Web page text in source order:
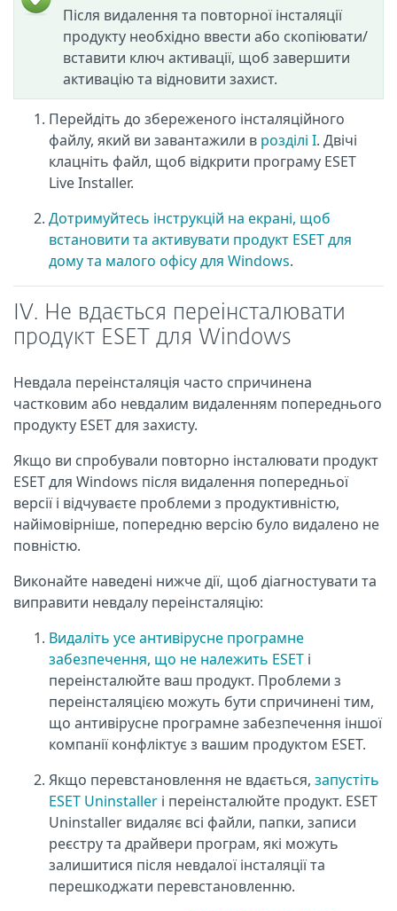
Після видалення та повторної інсталяції
продукту необхідно ввести або скопіювати/
вставити ключ активації, щоб завершити
активацію та відновити захист.
Перейдіть до збереженого інсталяційного
файлу, який ви завантажили в розділі I. Двічі
клацніть файл, щоб відкрити програму ESET
Live Installer.
Дотримуйтесь інструкцій на екрані, щоб
встановити та активувати продукт ESET для
дому та малого офісу для Windows.
IV. Не вдається переінсталювати
продукт ESET для Windows
Невдала переінсталяція часто спричинена
частковим або невдалим видаленням попереднього
продукту ESET для захисту.
Якщо ви спробували повторно інсталювати продукт
ESET для Windows після видалення попередньої
версії і відчуваєте проблеми з продуктивністю,
найімовірніше, попередню версію було видалено не
повністю.
Виконайте наведені нижче дії, щоб діагностувати та
виправити невдалу переінсталяцію:
Видаліть усе антивірусне програмне
забезпечення, що не належить ESET і
переінсталюйте ваш продукт. Проблеми з
переінсталяцією можуть бути спричинені тим,
що антивірусне програмне забезпечення іншої
компанії конфліктує з вашим продуктом ESET.
Якщо перевстановлення не вдається, запустіть
ESET Uninstaller і переінсталюйте продукт. ESET
Uninstaller видаляє всі файли, папки, записи
реєстру та драйвери програм, які можуть
залишитися після невдалої інсталяції та
перешкоджати перевстановленню.